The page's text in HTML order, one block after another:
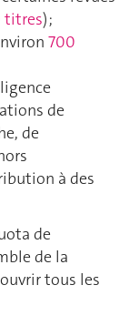
titres) ;
700
de
de
à des
de
de la
tous les